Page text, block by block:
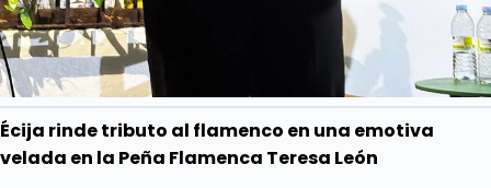
Écija rinde tributo al flamenco en una emotiva
velada en la Peña Flamenca Teresa León